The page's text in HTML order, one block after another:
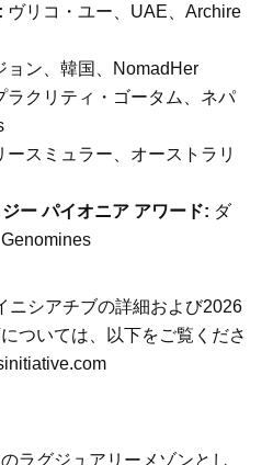
ヴリコ・ユー、UAE、Archire
ョン、韓国、NomadHer
ラクリティ・ゴータム、ネパ
ースミュラー、オーストラリ
ー パイオニア アワード: ダ
ニシアチブの詳細および2026
ついては、以下をご覧くださ
ラグジュアリーメゾンとし